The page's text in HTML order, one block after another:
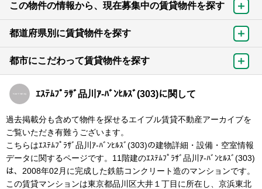
この物件の情報から、現在募集中の賃貸物件を探す
都道府県別に賃貸物件を探す
都市にこだわって賃貸物件を探す
ｴｽﾃﾑﾌﾟﾗｻﾞ品川ｱ-ﾊﾞﾝﾋﾙｽﾞ(303)に関して
過去掲載分も含めて物件を探せるエイブル賃貸不動産アーカイブを
ご覧いただき有難うございます。
こちらはｴｽﾃﾑﾌﾟﾗｻﾞ品川ｱ-ﾊﾞﾝﾋﾙｽﾞ(303)の建物詳細・設備・空室情報
データに関するページです。11階建のｴｽﾃﾑﾌﾟﾗｻﾞ品川ｱ-ﾊﾞﾝﾋﾙｽﾞ(303)
は、2008年02月に完成した鉄筋コンクリート造のマンションです。
この賃貸マンションは東京都品川区大井１丁目に所在し、京浜東北